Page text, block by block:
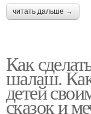
читать дальше →
Как
шалаш.
детей
сказок и